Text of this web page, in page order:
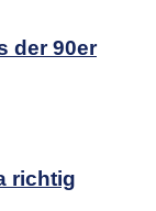
der 90er
richtig